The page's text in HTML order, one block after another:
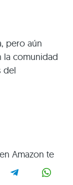
pero aún
la comunidad
del
Amazon te
estás de